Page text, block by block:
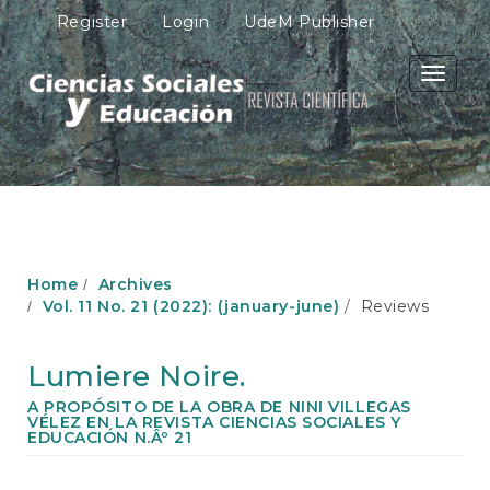
M
a
i
n
N
a
v
i
g
n
n
C
o
n
Register Login UdeM Publisher
Toggle
Home
Archives
Vol. 11 No. 21 (2022): (january-june)
Reviews
Lumiere Noire.
A PROPÓSITO DE LA OBRA DE NINI VILLEGAS
VÉLEZ EN LA REVISTA CIENCIAS SOCIALES Y
EDUCACIÓN N.Âº 21